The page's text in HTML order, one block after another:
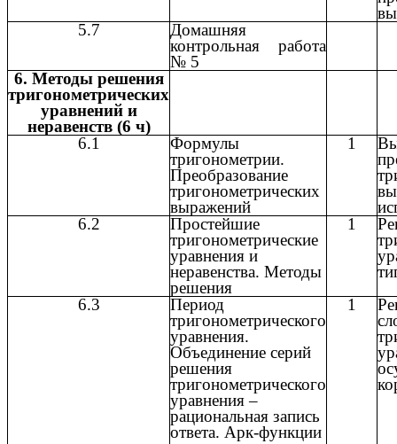
5.7
Домашняя
контрольная работа
№ 5
6. Методы решения
тригонометрических
уравнений и
неравенств (6 ч)
6.1
Формулы
тригонометрии.
Преобразование
тригонометрических
выражений
1
6.2
Простейшие
тригонометрические
уравнения и
неравенства. Методы
решения
1
6.3
Период
тригонометрического
уравнения.
Объединение серий
решения
тригонометрического
уравнения –
рациональная запись
ответа. Арк-функции
1